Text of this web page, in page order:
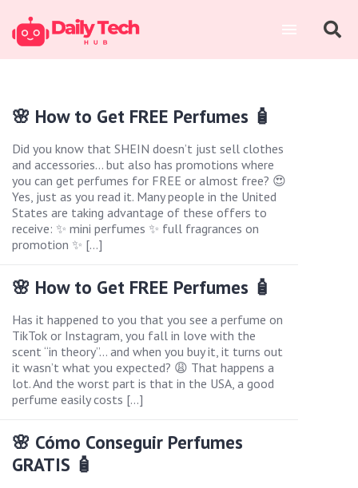
🌸 How to Get FREE Perfumes 🧴
Did you know that SHEIN doesn’t just sell clothes
and accessories… but also has promotions where
you can get perfumes for FREE or almost free? 😍
Yes, just as you read it. Many people in the United
States are taking advantage of these offers to
receive: ✨ mini perfumes ✨ full fragrances on
promotion ✨ […]
🌸 How to Get FREE Perfumes 🧴
Has it happened to you that you see a perfume on
TikTok or Instagram, you fall in love with the
scent “in theory”… and when you buy it, it turns out
it wasn’t what you expected? 😩 That happens a
lot. And the worst part is that in the USA, a good
perfume easily costs […]
🌸 Cómo Conseguir Perfumes
GRATIS 🧴